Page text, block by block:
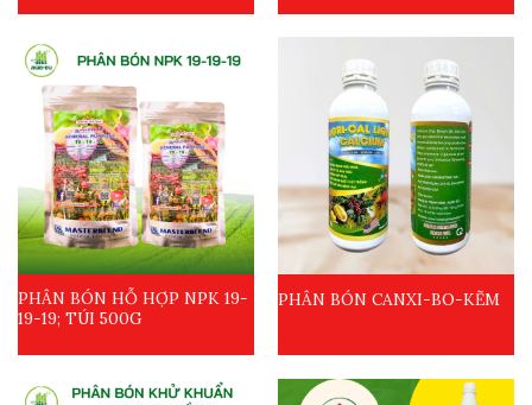
PHÂN BÓN HỖ HỢP NPK 19-
19-19; TÚI 500G
PHÂN BÓN CANXI-BO-KẼM